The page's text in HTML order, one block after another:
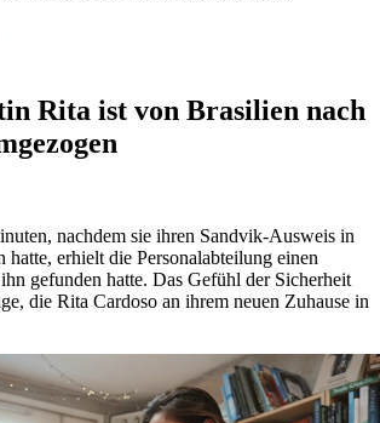
Rita ist von Brasilien nach
nachdem sie ihren Sandvik-Ausweis in
erhielt die Personalabteilung einen
gefunden hatte. Das Gefühl der Sicherheit
die Rita Cardoso an ihrem neuen Zuhause in